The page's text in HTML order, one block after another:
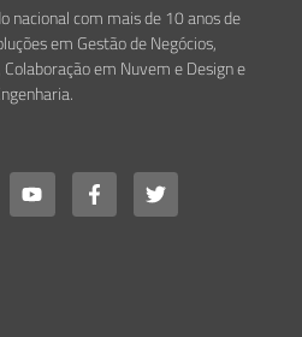
nacional com mais de 10 anos de
em Gestão de Negócios,
em Nuvem e Design e